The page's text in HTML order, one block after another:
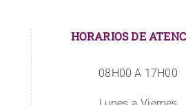
HORARIOS DE
08H00 A 17H00